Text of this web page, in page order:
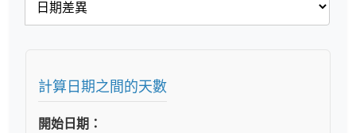
計算日期之間的天數
開始日期：